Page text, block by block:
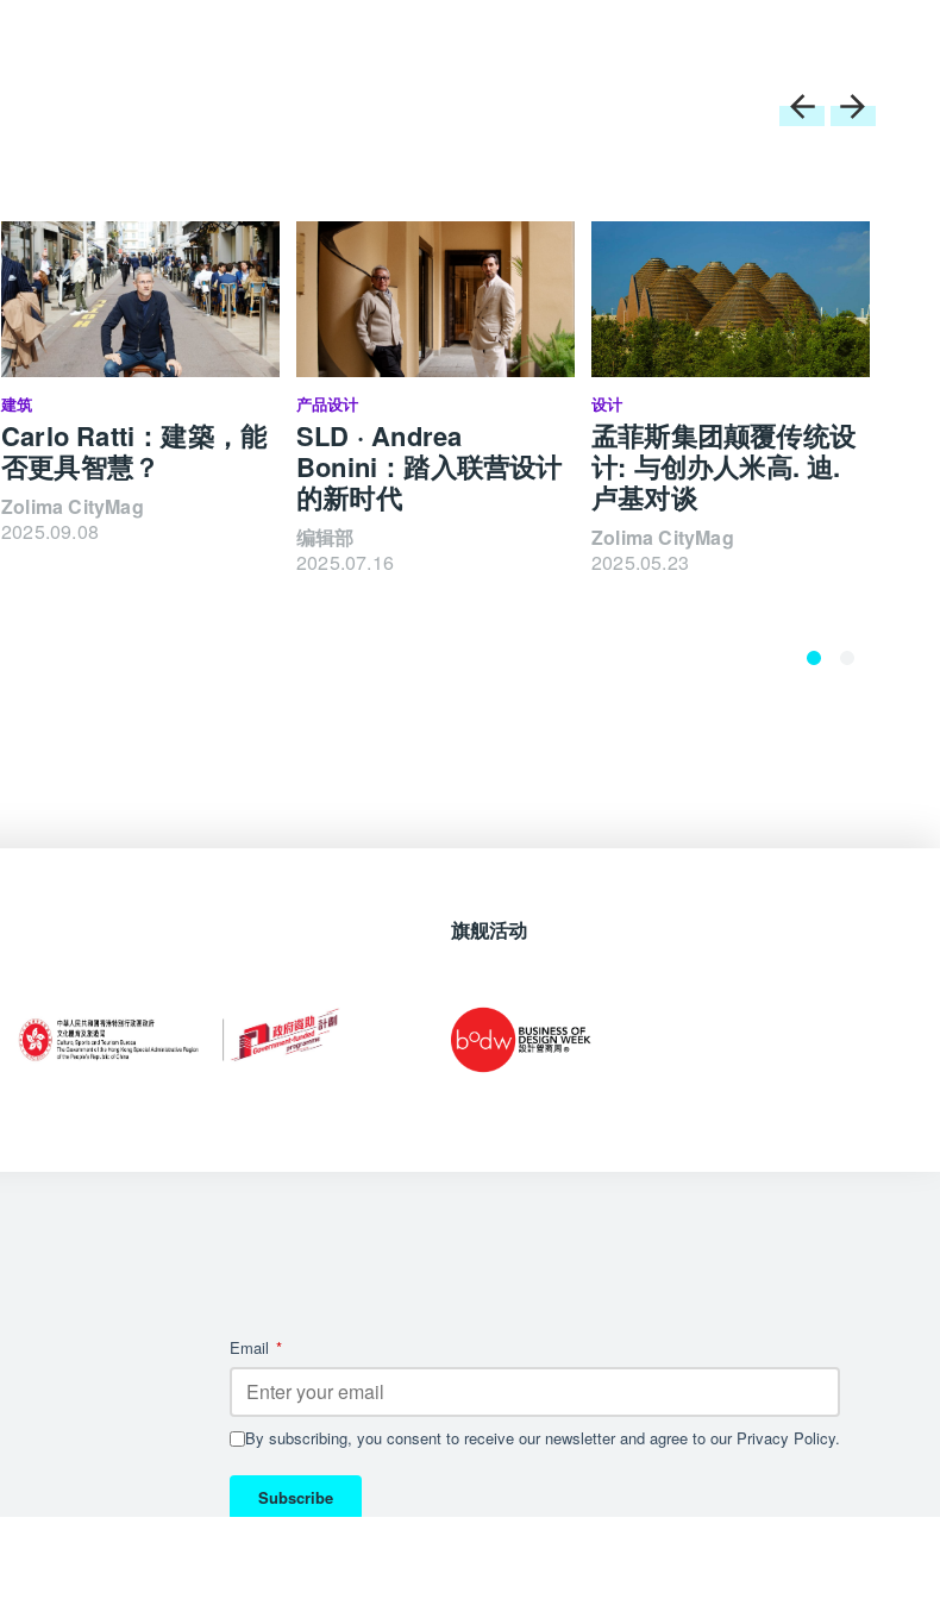
建筑
Carlo Ratti：建築，能
否更具智慧？
Zolima CityMag
2025.09.08
产品设计
SLD · Andrea
Bonini：踏入联营设计
的新时代
编辑部
2025.07.16
设计
孟菲斯集团颠覆传统设
计: 与创办人米高. 迪.
卢基对谈
Zolima CityMag
2025.05.23
旗舰活动
Email *
By subscribing, you consent to receive our newsletter and agree to our Privacy Policy.
Subscribe